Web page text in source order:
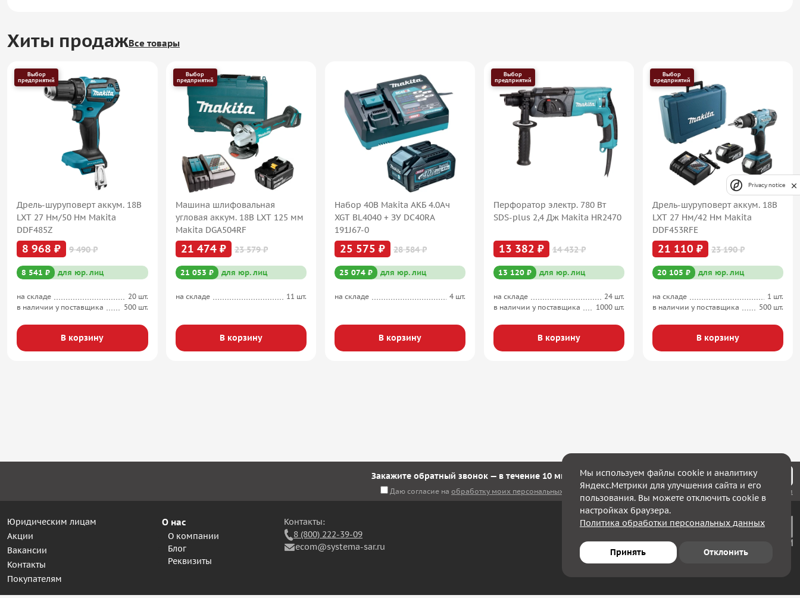
Хиты продажВсе товары
Выбор
предприятий
Дрель-шуруповерт аккум. 18В
LXT 27 Нм/50 Нм Makita
DDF485Z
8 968 ₽ 9 490 ₽
8 541 ₽ для юр. лиц
на складе
20 шт.
в наличии у поставщика
500 шт.
В корзину
Выбор
предприятий
Машина шлифовальная
угловая аккум. 18В LXT 125 мм
Makita DGA504RF
21 474 ₽ 23 579 ₽
21 053 ₽ для юр. лиц
на складе 11 шт.
В корзину
Набор 40В Makita АКБ 4.0Ач
XGT BL4040 + ЗУ DC40RA
191J67-0
25 575 ₽ 28 584 ₽
25 074 ₽ для юр. лиц
на складе 4 шт.
В корзину
Выбор
предприятий
Перфоратор электр. 780 Вт
SDS-plus 2,4 Дж Makita HR2470
13 382 ₽ 14 432 ₽
13 120 ₽ для юр. лиц
на складе
24 шт.
в наличии у поставщика
1000 шт.
В корзину
Выбор
предприятий
Дрель-шуруповерт аккум. 18В
LXT 27 Нм/42 Нм Makita
DDF453RFE
21 110 ₽ 23 190 ₽
20 105 ₽ для юр. лиц
на складе
1 шт.
в наличии у поставщика
500 шт.
В корзину
Закажите обратный звонок — в течение 10 минут мы с Вами свяжемся!
Даю согласие на обработку моих персональных данных, а также соглашаюсь с политикой конфиденциальности
Юридическим лицам
Акции
Вакансии
Контакты
Покупателям
О нас
О компании
Блог
Реквизиты
Контакты:
8 (800) 222-39-09
ecom@systema-sar.ru
Мы используем файлы cookie и аналитику
Яндекс.Метрики для улучшения сайта и его
пользования. Вы можете отключить cookie в
настройках браузера.
Политика обработки персональных данных
Принять Отклонить
Privacy notice